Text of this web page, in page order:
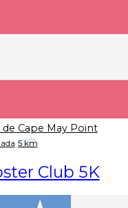
de Cape May Point
5 km
Club 5K